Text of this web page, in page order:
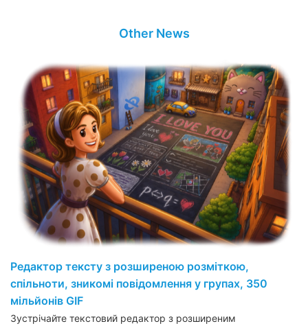
Other News
Редактор тексту з розширеною розміткою,
спільноти, зникомі повідомлення у групах, 350
мільйонів GIF
Зустрічайте текстовий редактор з розширеним